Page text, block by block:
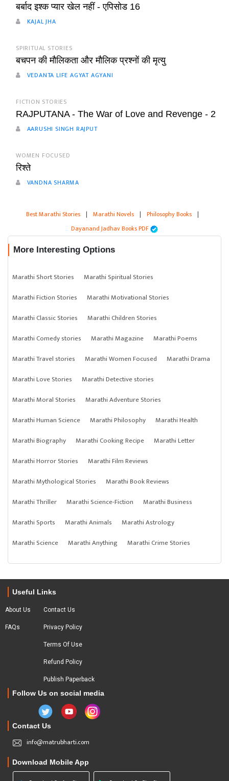
बर्बाद इश्क प्यार खेल नहीं - एपिसोड 16
KAJAL JHA
SPIRITUAL STORIES
बचपन की मौलिकता और मौलिक प्रश्नों की मृत्यु
VEDANTA LIFE AGYAT AGYANI
FICTION STORIES
RAJPUTANA - The War of Love and Revenge - 2
AARUSHI SINGH RAJPUT
WOMEN FOCUSED
रिश्ते
VANDNA SHARMA
Best Marathi Stories | Marathi Novels | Philosophy Books |
Dayanand Jadhav Books PDF
More Interesting Options
Marathi Short Stories
Marathi Spiritual Stories
Marathi Fiction Stories
Marathi Motivational Stories
Marathi Classic Stories
Marathi Children Stories
Marathi Comedy stories
Marathi Magazine
Marathi Poems
Marathi Travel stories
Marathi Women Focused
Marathi Drama
Marathi Love Stories
Marathi Detective stories
Marathi Moral Stories
Marathi Adventure Stories
Marathi Human Science
Marathi Philosophy
Marathi Health
Marathi Biography
Marathi Cooking Recipe
Marathi Letter
Marathi Horror Stories
Marathi Film Reviews
Marathi Mythological Stories
Marathi Book Reviews
Marathi Thriller
Marathi Science-Fiction
Marathi Business
Marathi Sports
Marathi Animals
Marathi Astrology
Marathi Science
Marathi Anything Marathi Crime Stories
Useful Links
About Us
FAQs
Contact Us
Privacy Policy
Terms Of Use
Refund Policy
Publish Paperback
Follow Us on social media
Contact Us
info@matrubharti.com
Download Mobile App